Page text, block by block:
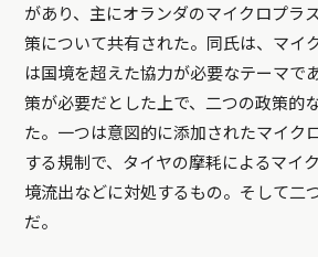
があり、主にオランダのマイクロプラ
策について共有された。同氏は、マイ
は国境を超えた協力が必要なテーマで
策が必要だとした上で、二つの政策的
た。一つは意図的に添加されたマイク
する規制で、タイヤの摩耗によるマイ
境流出などに対処するもの。そして二
だ。